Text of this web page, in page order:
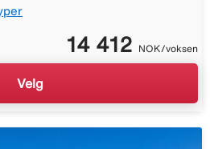
14 412 NOK/voksen
Velg